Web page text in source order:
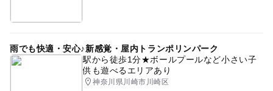
雨でも快適・安心♪新感覚・屋内トランポリンパーク
駅から徒歩1分★ボールプールなど小さい子
供も遊べるエリアあり
神奈川県川崎市川崎区